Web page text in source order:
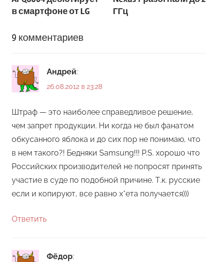
записям
в смартфоне от LG
ГГц
9 комментариев
Андрей:
26.08.2012 в 23:28
Штраф — это наиболее справедливое решение,
чем запрет продукции. Ни когда не был фанатом
обкусанного яблока и до сих пор не понимаю, что
в нем такого?! Бедняки Samsung!!! P.S. хорошо что
Российских производителей не попросят принять
участие в суде по подобной причине. Т.к. русские
если и копируют, все равно х*ета получается)))
Ответить
Фёдор: